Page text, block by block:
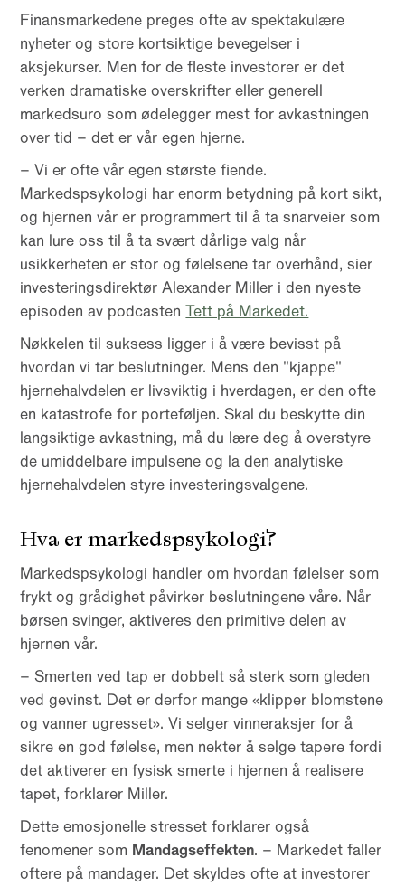
Finansmarkedene preges ofte av spektakulære
nyheter og store kortsiktige bevegelser i
aksjekurser. Men for de fleste investorer er det
verken dramatiske overskrifter eller generell
markedsuro som ødelegger mest for avkastningen
over tid – det er vår egen hjerne.
– Vi er ofte vår egen største fiende.
Markedspsykologi har enorm betydning på kort sikt,
og hjernen vår er programmert til å ta snarveier som
kan lure oss til å ta svært dårlige valg når
usikkerheten er stor og følelsene tar overhånd, sier
investeringsdirektør Alexander Miller i den nyeste
episoden av podcastenTett på Markedet.
Nøkkelen til suksess ligger i å være bevisst på
hvordan vi tar beslutninger. Mens den "kjappe"
hjernehalvdelen er livsviktig i hverdagen, er den ofte
en katastrofe for porteføljen. Skal du beskytte din
langsiktige avkastning, må du lære deg å overstyre
de umiddelbare impulsene og la den analytiske
hjernehalvdelen styre investeringsvalgene.
Hva er markedspsykologi?
Markedspsykologi handler om hvordan følelser som
frykt og grådighet påvirker beslutningene våre. Når
børsen svinger, aktiveres den primitive delen av
hjernen vår.
– Smerten ved tap er dobbelt så sterk som gleden
ved gevinst. Det er derfor mange «klipper blomstene
og vanner ugresset». Vi selger vinneraksjer for å
sikre en god følelse, men nekter å selge tapere fordi
det aktiverer en fysisk smerte i hjernen å realisere
tapet, forklarer Miller.
Dette emosjonelle stresset forklarer også
fenomener som Mandagseffekten. – Markedet faller
oftere på mandager. Det skyldes ofte at investorer